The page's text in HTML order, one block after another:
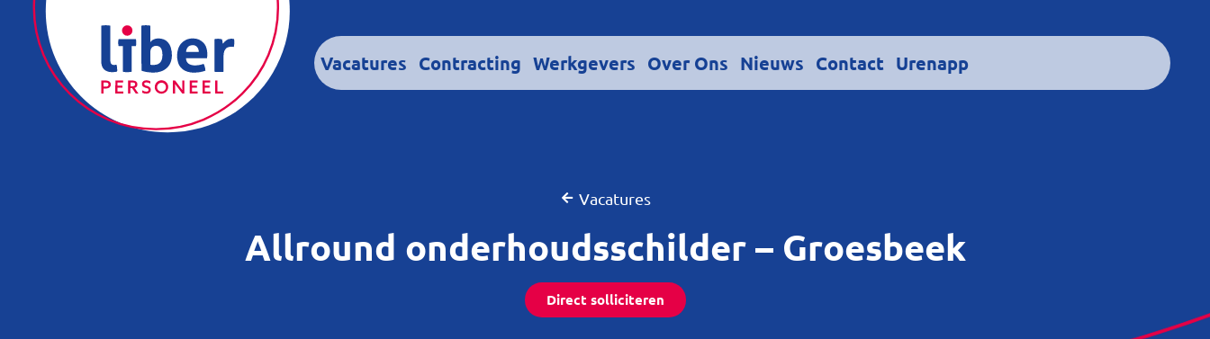
Vacatures Contracting Werkgevers Over Ons Nieuws Contact Urenapp
Vacatures
Allround onderhoudsschilder – Groesbeek
Direct solliciteren